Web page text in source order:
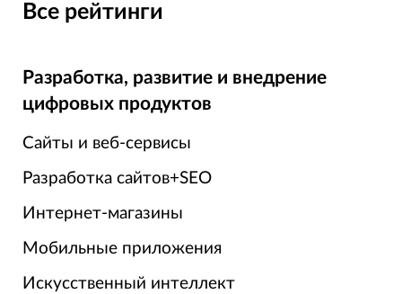
Все рейтинги
Разработка, развитие и внедрение
цифровых продуктов
Сайты и веб-сервисы
Разработка сайтов+SEO
Интернет-магазины
Мобильные приложения
Искусственный интеллект